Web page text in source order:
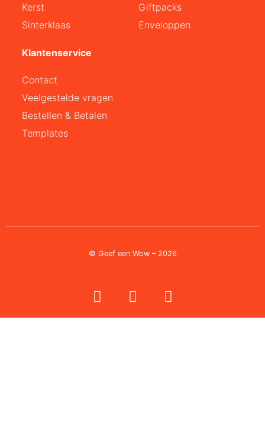
Kerst
Sinterklaas
Giftpacks
Enveloppen
Klantenservice
Contact
Veelgestelde vragen
Bestellen & Betalen
Templates
© Geef een Wow – 2026